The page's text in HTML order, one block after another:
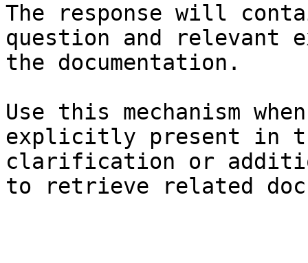
The response will
question and relevant
the documentation.
Use this mechanism
explicitly present in
clarification or